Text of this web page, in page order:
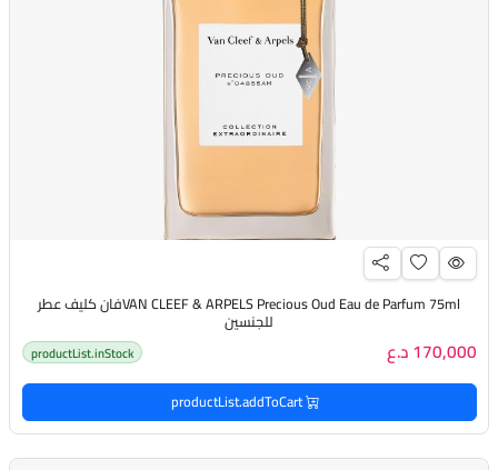
VAN CLEEF & ARPELS Precious Oud Eau de Parfum 75mlفان كليف عطر
للجنسين
170,000 د.ع productList.inStock
productList.addToCart